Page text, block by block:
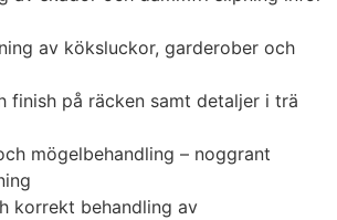
av köksluckor, garderober och
finish på räcken samt detaljer i trä
mögelbehandling – noggrant
korrekt behandling av